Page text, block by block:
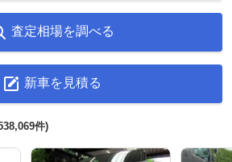
査定相場を調べる
新車を見積る
件)